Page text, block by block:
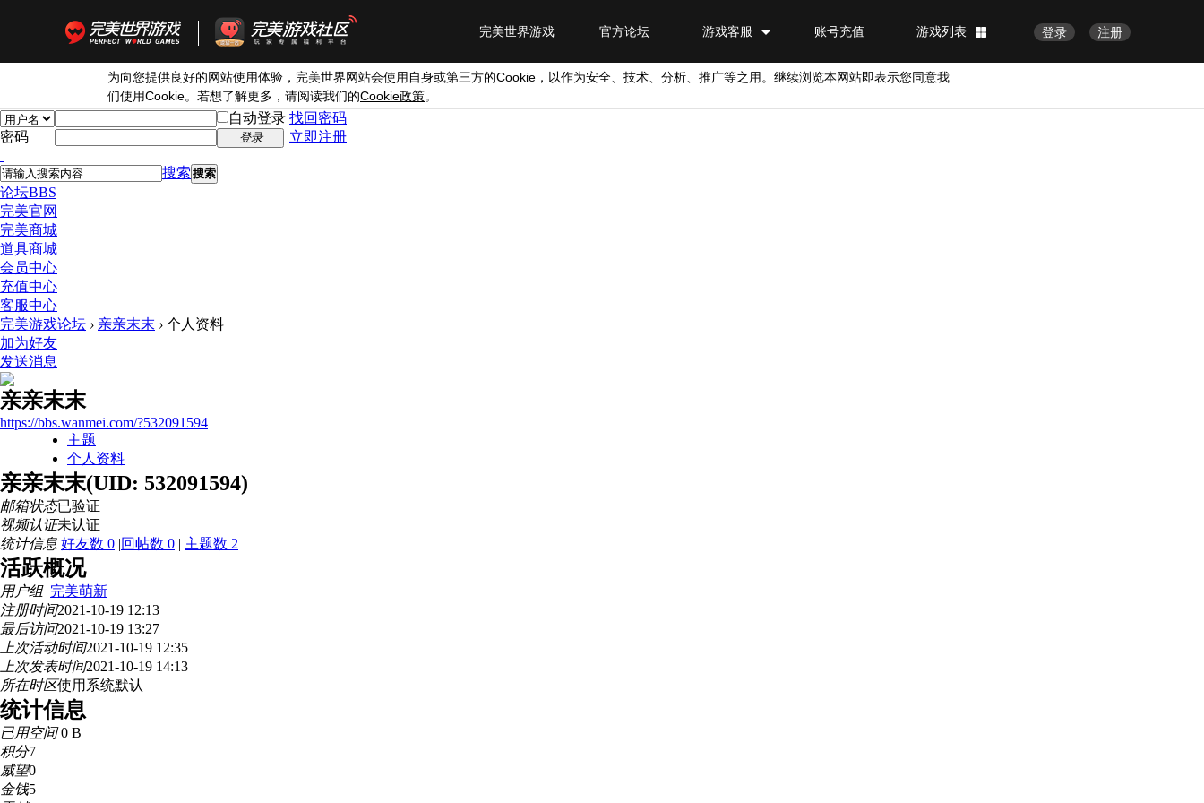
注册
登录
游戏列表
账号充值
游戏客服
官方论坛
完美世界游戏
为向您提供良好的网站使用体验，完美世界网站会使用自身或第三方的Cookie ，以作为安全、技术、分析、推广等之用。继续浏览本网站即表示您同意我
们使用Cookie。若想了解更多，请阅读我们的Cookie政策。
自动登录 找回密码
密码
登录 立即注册
搜索 搜索
论坛BBS
完美官网
完美商城
道具商城
会员中心
充值中心
客服中心
完美游戏论坛 › 亲亲末末 › 个人资料
加为好友
发送消息
亲亲末末
https://bbs.wanmei.com/?532091594
主题
个人资料
亲亲末末(UID: 532091594)
邮箱状态已验证
视频认证未认证
统计信息 好友数 0 |回帖数 0 | 主题数 2
活跃概况
用户组 完美萌新
注册时间2021-10-19 12:13
最后访问2021-10-19 13:27
上次活动时间2021-10-19 12:35
上次发表时间2021-10-19 14:13
所在时区使用系统默认
统计信息
已用空间0 B
积分7
威望0
金钱5